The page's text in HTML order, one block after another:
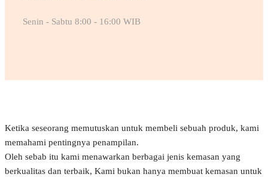
Senin - Sabtu 8:00 - 16:00 WIB
Ketika seseorang memutuskan untuk membeli sebuah produk, kami
memahami pentingnya penampilan.
Oleh sebab itu kami menawarkan berbagai jenis kemasan yang
berkualitas dan terbaik, Kami bukan hanya membuat kemasan untuk